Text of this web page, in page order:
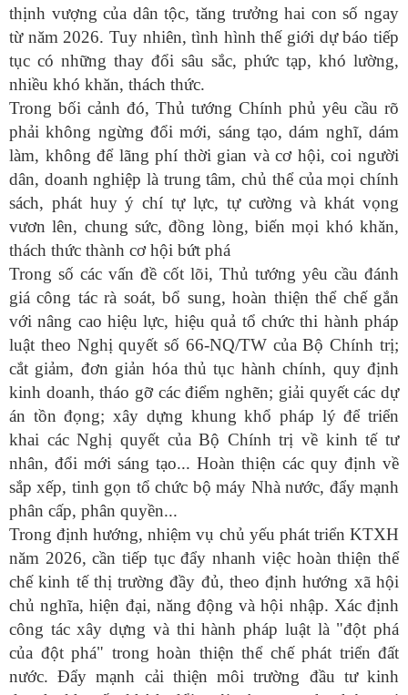
thịnh vượng của dân tộc, tăng trưởng hai con số ngay
từ năm 2026. Tuy nhiên, tình hình thế giới dự báo tiếp
tục có những thay đổi sâu sắc, phức tạp, khó lường,
nhiều khó khăn, thách thức.
Trong bối cảnh đó, Thủ tướng Chính phủ yêu cầu rõ
phải không ngừng đổi mới, sáng tạo, dám nghĩ, dám
làm, không để lãng phí thời gian và cơ hội, coi người
dân, doanh nghiệp là trung tâm, chủ thể của mọi chính
sách, phát huy ý chí tự lực, tự cường và khát vọng
vươn lên, chung sức, đồng lòng, biến mọi khó khăn,
thách thức thành cơ hội bứt phá
Trong số các vấn đề cốt lõi, Thủ tướng yêu cầu đánh
giá công tác rà soát, bổ sung, hoàn thiện thể chế gắn
với nâng cao hiệu lực, hiệu quả tổ chức thi hành pháp
luật theo Nghị quyết số 66-NQ/TW của Bộ Chính trị;
cắt giảm, đơn giản hóa thủ tục hành chính, quy định
kinh doanh, tháo gỡ các điểm nghẽn; giải quyết các dự
án tồn đọng; xây dựng khung khổ pháp lý để triển
khai các Nghị quyết của Bộ Chính trị về kinh tế tư
nhân, đổi mới sáng tạo... Hoàn thiện các quy định về
sắp xếp, tinh gọn tổ chức bộ máy Nhà nước, đẩy mạnh
phân cấp, phân quyền...
Trong định hướng, nhiệm vụ chủ yếu phát triển KTXH
năm 2026, cần tiếp tục đẩy nhanh việc hoàn thiện thể
chế kinh tế thị trường đầy đủ, theo định hướng xã hội
chủ nghĩa, hiện đại, năng động và hội nhập. Xác định
công tác xây dựng và thi hành pháp luật là "đột phá
của đột phá" trong hoàn thiện thể chế phát triển đất
nước. Đẩy mạnh cải thiện môi trường đầu tư kinh